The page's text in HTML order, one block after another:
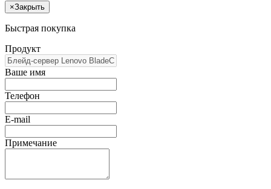
×Закрыть
Быстрая покупка
Продукт
Ваше имя
Телефон
E-mail
Примечание